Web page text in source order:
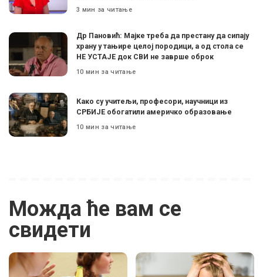
3 мин за читање
Др Пановић: Мајке треба да престану да сипају
храну у тањире целој породици, а од стола се
НЕ УСТАЈЕ док СВИ не заврше оброк
10 мин за читање
Како су учитељи, професори, научници из
СРБИЈЕ обогатили америчко образовање
10 мин за читање
Можда ће вам се
свидети